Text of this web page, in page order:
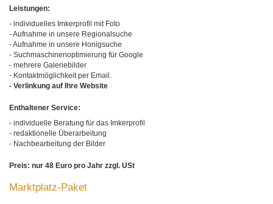
Leistungen:
- individuelles Imkerprofil mit Foto
- Aufnahme in unsere Regionalsuche
- Aufnahme in unsere Honigsuche
- Suchmaschinenoptimierung für Google
- mehrere Galeriebilder
- Kontaktmöglichkeit per Email.
- Verlinkung auf Ihre Website
Enthaltener Service:
- individuelle Beratung für das Imkerprofil
- redaktionelle Überarbeitung
- Nachbearbeitung der Bilder
Preis: nur 48 Euro pro Jahr zzgl. USt
Marktplatz-Paket